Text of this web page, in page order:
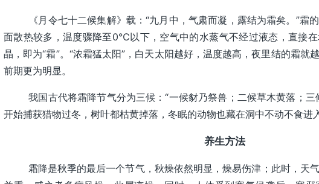
《月令七十二候集解》载：“九月中，气肃而凝，露结为霜矣。”霜
面散热较多，温度骤降至0℃以下，空气中的水蒸气不经过液态，直接
晶，即为“霜”。“浓霜猛太阳”，白天太阳越好，温度越高，夜里结的霜就
前期更为明显。
我国古代将霜降节气分为三候：“一候豺乃祭兽；二候草木黄落；三
开始捕获猎物过冬，树叶都枯黄掉落，冬眠的动物也藏在洞中不动不食进
养生方法
霜降是秋季的最后一个节气，秋燥依然明显，燥易伤津；此时，天